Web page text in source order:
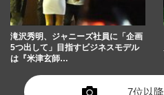
滝沢秀明、ジャニーズ社員に「企画
5つ出して」目指すビジネスモデル
は『米津玄師…
7位以